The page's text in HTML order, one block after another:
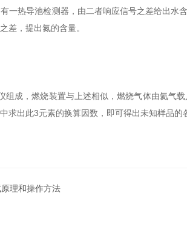
一热导池检测器，由二者响应信号之差给出
差，提出氮的含量。
，燃烧装置与上述相似，燃烧气体由氦气
求出此3元素的换算因数，即可得出未知样品的
理和操作方法